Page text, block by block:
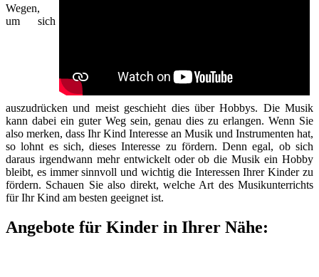
Wegen,
um sich
auszudrücken und meist geschieht dies über Hobbys. Die Musik
kann dabei ein guter Weg sein, genau dies zu erlangen. Wenn Sie
also merken, dass Ihr Kind Interesse an Musik und Instrumenten hat,
so lohnt es sich, dieses Interesse zu fördern. Denn egal, ob sich
daraus irgendwann mehr entwickelt oder ob die Musik ein Hobby
bleibt, es immer sinnvoll und wichtig die Interessen Ihrer Kinder zu
fördern. Schauen Sie also direkt, welche Art des Musikunterrichts
für Ihr Kind am besten geeignet ist.
Angebote für Kinder in Ihrer Nähe: